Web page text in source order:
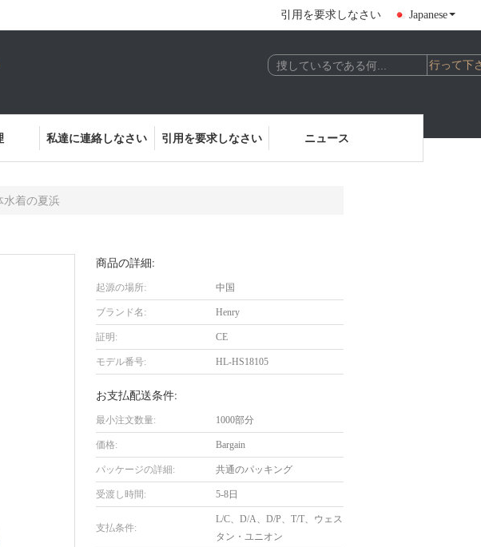
引用を要求しなさい Japanese
私達に連絡しなさい 引用を要求しなさい ニュース
水着の夏浜
商品の詳細:
起源の場所: 中国
ブランド名: Henry
証明: CE
モデル番号: HL-HS18105
お支払配送条件:
最小注文数量: 1000部分
価格: Bargain
パッケージの詳細: 共通のパッキング
受渡し時間: 5-8日
支払条件:
L/C、D/A、D/P、T/T、ウェス
タン・ユニオン